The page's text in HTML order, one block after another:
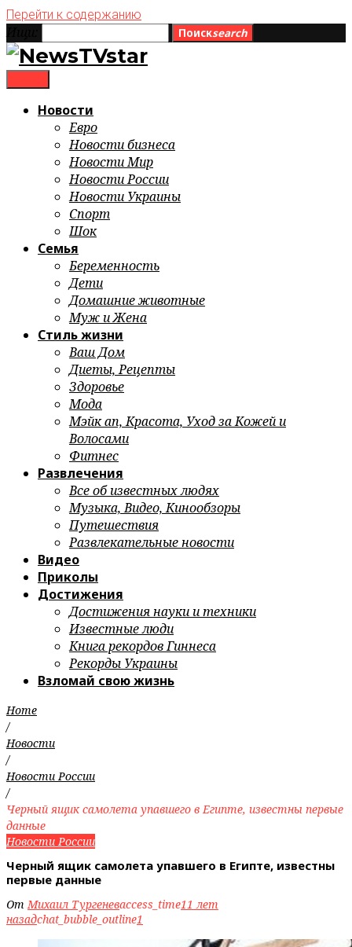
Перейти к содержанию
Поискsearch
Новости
Евро
Новости бизнеса
Новости Мир
Новости России
Новости Украины
Спорт
Шок
Семья
Беременность
Дети
Домашние животные
Муж и Жена
Стиль жизни
Ваш Дом
Диеты, Рецепты
Здоровье
Мода
Мэйк ап, Красота, Уход за Кожей и
Волосами
Фитнес
Развлечения
Все об известных людях
Музыка, Видео, Кинообзоры
Путешествия
Развлекательные новости
Видео
Приколы
Достижения
Достижения науки и техники
Известные люди
Книга рекордов Гиннеса
Рекорды Украины
Взломай свою жизнь
Home
/
Новости
/
Новости России
/
Черный ящик самолета упавшего в Египте, известны первые
данные
Новости России
Черный ящик самолета упавшего в Египте, известны
первые данные
ОтМихаил Тургеневaccess_time11 лет
назадchat_bubble_outline1